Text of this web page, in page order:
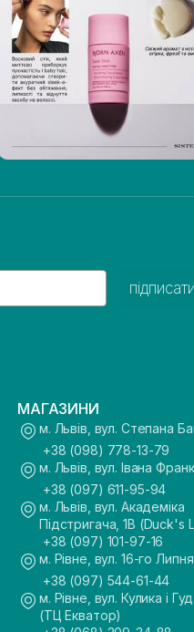
МАГАЗИНИ
м. Львів, вул. Степана
+38 (098) 778-13-79
м. Львів, вул. Івана
+38 (097) 611-95-94
м. Львів, вул. Академіка
Підстригача, 1В (Duck's
+38 (097) 101-97-16
м. Рівне, вул. 16-го
+38 (097) 544-61-44
м. Рівне, вул. Кулика і
(ТЦ Екватор)